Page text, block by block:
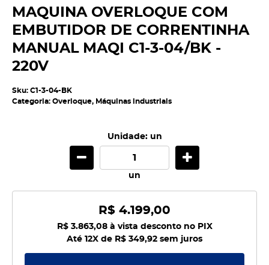
MAQUINA OVERLOQUE COM
EMBUTIDOR DE CORRENTINHA
MANUAL MAQI C1-3-04/BK -
220V
Sku: C1-3-04-BK
Categoria: Overloque, Máquinas industriais
Unidade: un
un
R$ 4.199,00
R$ 3.863,08à vista desconto no PIX
Até 12X de R$ 349,92 sem juros